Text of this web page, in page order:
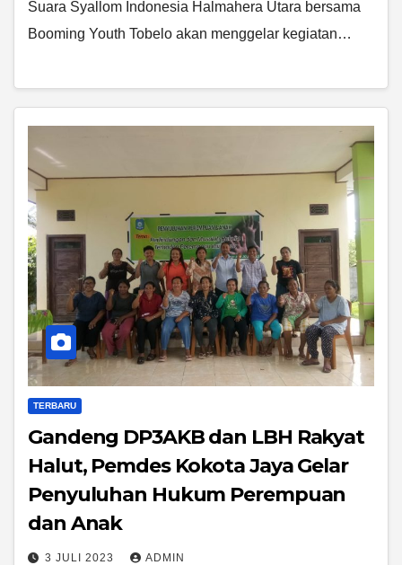
Suara Syallom Indonesia Halmahera Utara bersama
Booming Youth Tobelo akan menggelar kegiatan…
TERBARU
Gandeng DP3AKB dan LBH Rakyat
Halut, Pemdes Kokota Jaya Gelar
Penyuluhan Hukum Perempuan
dan Anak
3 JULI 2023 ADMIN